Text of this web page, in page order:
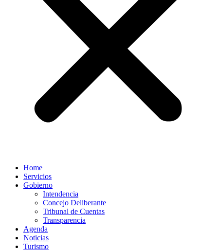
Home
Servicios
Gobierno
Intendencia
Concejo Deliberante
Tribunal de Cuentas
Transparencia
Agenda
Noticias
Turismo